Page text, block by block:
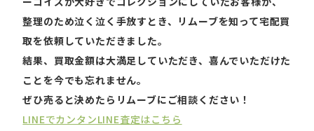
整理のため泣く泣く手放すとき、リムーブを知って宅配買
取を依頼していただきました。
結果、買取金額は大満足していただき、喜んでいただけた
ことを今でも忘れません。
ぜひ売ると決めたらリムーブにご相談ください！
LINEでカンタンLINE査定はこちら